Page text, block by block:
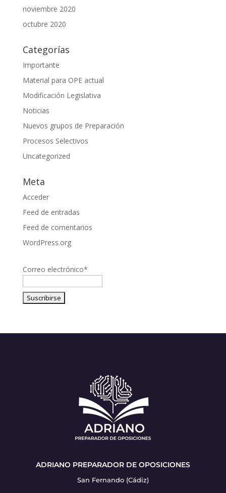
noviembre 2020
octubre 2020
Categorías
Importante
Material para OPE actual
Modificación Legislativa
Noticias
Nuevos grupos de Preparación
Procesos Selectivos
Uncategorized
Meta
Acceder
Feed de entradas
Feed de comentarios
WordPress.org
Correo electrónico*
ADRIANO PREPARADOR DE OPOSICIONES
San Fernando (Cádiz)